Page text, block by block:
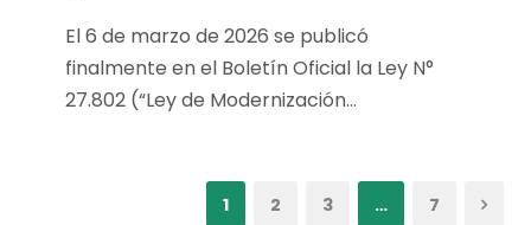
El 6 de marzo de 2026 se publicó
finalmente en el Boletín Oficial la Ley N°
27.802 (“Ley de Modernización...
1 2 3 … 7